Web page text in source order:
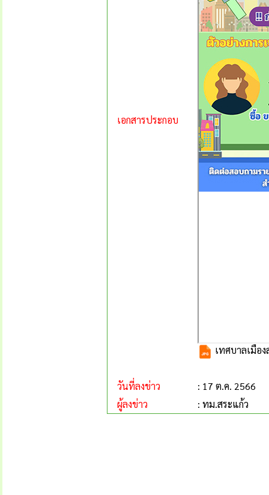
เอกสารประกอบ
เทศบาลเมือ
วันที่ลงข่าว
: 17 ต.ค. 2566
ผู้ลงข่าว
: ทม.สระแก้ว